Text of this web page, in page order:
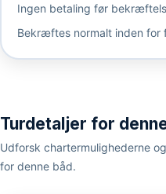
Ingen betaling før
Bekræftes normalt inden for
Turdetaljer for
Udforsk chartermulighederne
for denne båd.